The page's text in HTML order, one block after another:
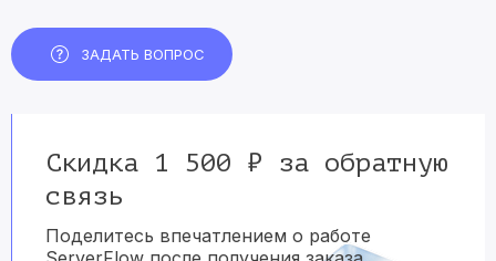
ЗАДАТЬ ВОПРОС
Скидка 1 500 ₽ за обратную
связь
Поделитесь впечатлением о работе